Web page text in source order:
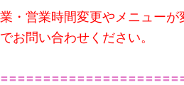
・営業時間変更やメニューが
お問い合わせください。
〓〓〓〓〓〓〓〓〓〓〓〓〓〓〓〓〓〓〓